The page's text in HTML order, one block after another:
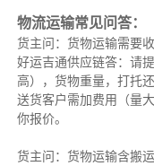
物流运输常见问答：
货主问：货物运输需要收
好运吉通供应链答：请
高），货物重量，打托
送货客户需加费用（量
你报价。
货主问：货物运输含搬